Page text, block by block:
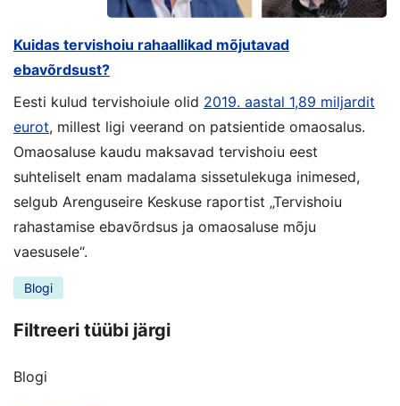
Kuidas tervishoiu rahaallikad mõjutavad
ebavõrdsust?
Eesti kulud tervishoiule olid 2019. aastal 1,89 miljardit
eurot, millest ligi veerand on patsientide omaosalus.
Omaosaluse kaudu maksavad tervishoiu eest
suhteliselt enam madalama sissetulekuga inimesed,
selgub Arenguseire Keskuse raportist „Tervishoiu
rahastamise ebavõrdsus ja omaosaluse mõju
vaesusele“.
Blogi
Filtreeri tüübi järgi
Blogi